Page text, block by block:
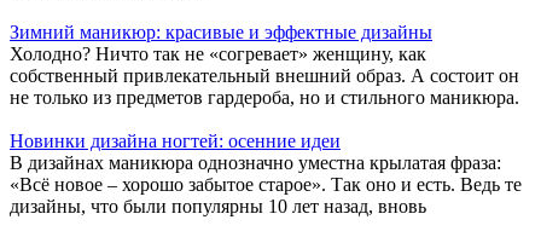
Зимний маникюр: красивые и эффектные дизайны
Холодно? Ничто так не «согревает» женщину, как
собственный привлекательный внешний образ. А состоит он
не только из предметов гардероба, но и стильного маникюра.
Новинки дизайна ногтей: осенние идеи
В дизайнах маникюра однозначно уместна крылатая фраза:
«Всё новое – хорошо забытое старое». Так оно и есть. Ведь те
дизайны, что были популярны 10 лет назад, вновь